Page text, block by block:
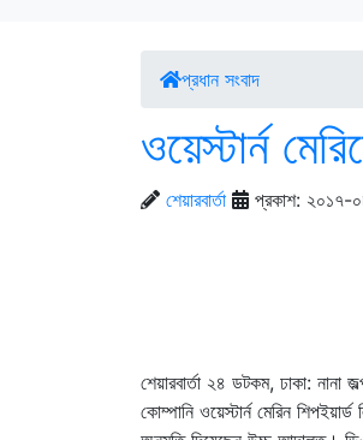
প্রধান সংবাদ
ওয়েস্টার্ন
শেয়ারবার্তা প্রকাশ: ২০১৭-
শেয়ারবার্তা ২৪ ডটকম, ঢাকা:
কোম্পানি ওয়েস্টার্ন মেরিন